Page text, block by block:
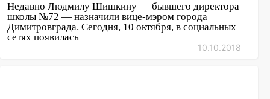
Недавно Людмилу Шишкину — бывшего директора
школы №72 — назначили вице-мэром города
Димитровграда. Сегодня, 10 октября, в социальных
сетях появилась
10.10.2018